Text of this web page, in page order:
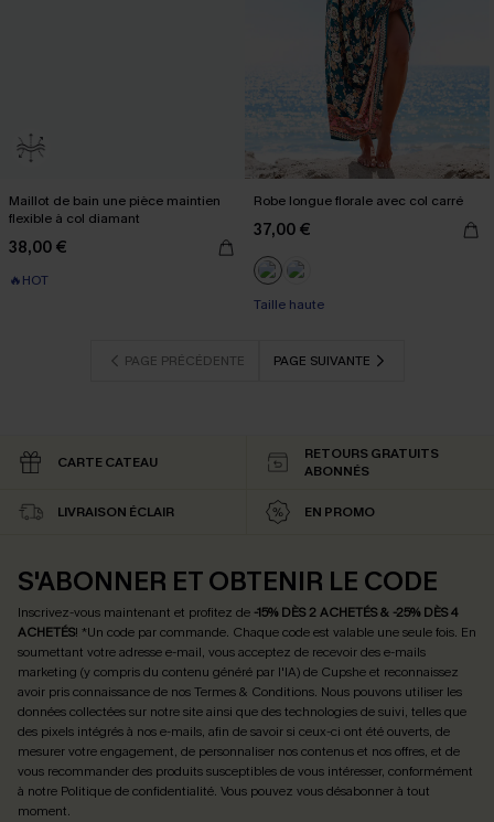
Maillot de bain une pièce maintien
flexible à col diamant
38,00 €
🔥HOT
Robe longue florale avec col carré
37,00 €
Taille haute
PAGE PRÉCÉDENTE PAGE SUIVANTE
CARTE CATEAU
RETOURS GRATUITS
ABONNÉS
LIVRAISON ÉCLAIR EN PROMO
S'ABONNER ET OBTENIR LE CODE
Inscrivez-vous maintenant et profitez de -15% DÈS 2 ACHETÉS & -25% DÈS 4
ACHETÉS! *Un code par commande. Chaque code est valable une seule fois. En
soumettant votre adresse e-mail, vous acceptez de recevoir des e-mails
marketing (y compris du contenu généré par l'IA) de Cupshe et reconnaissez
avoir pris connaissance de nosTermes & Conditions. Nous pouvons utiliser les
données collectées sur notre site ainsi que des technologies de suivi, telles que
des pixels intégrés à nos e-mails, afin de savoir si ceux-ci ont été ouverts, de
mesurer votre engagement, de personnaliser nos contenus et nos offres, et de
vous recommander des produits susceptibles de vous intéresser, conformément
à notre Politique de confidentialité. Vous pouvez vous désabonner à tout
moment.